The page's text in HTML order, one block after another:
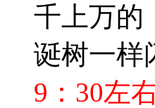
千上万的
诞树一样
9：30左